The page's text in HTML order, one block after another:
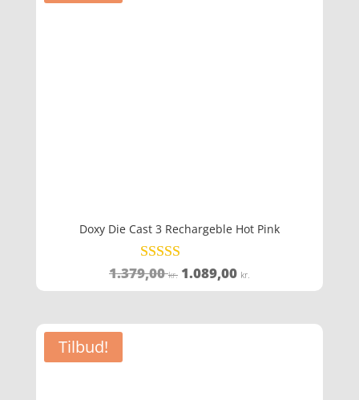
Doxy Die Cast 3 Rechargeble Hot Pink
Vurderet
4.3
1.379,00kr. Den
oprindelige
1.089,00 kr.
aktuelle
Tilbud!